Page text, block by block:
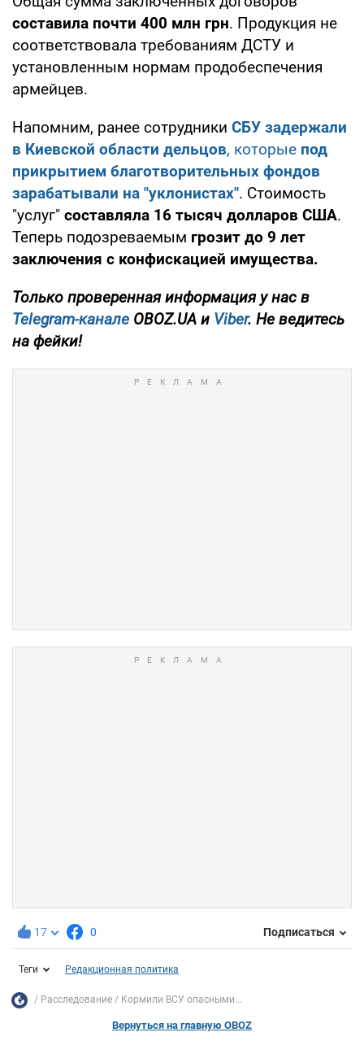
составила почти 400 млн грн. Продукция не
соответствовала требованиям ДСТУ и
установленным нормам продобеспечения
армейцев.
Напомним, ранее сотрудники СБУ задержали
в Киевской области дельцов, которые под
прикрытием благотворительных фондов
зарабатывали на "уклонистах". Стоимость
"услуг" составляла 16 тысяч долларов США.
Теперь подозреваемым грозит до 9 лет
заключения с конфискацией имущества.
Только проверенная информация у нас в
Telegram-канале OBOZ.UA и Viber. Не ведитесь
на фейки!
17 0 Подписаться
Теги Редакционная политика
Расследование Кормили ВСУ опасными...
Вернуться на главную OBOZ